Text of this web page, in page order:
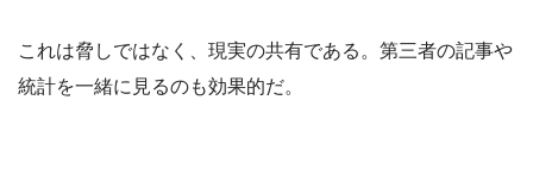
これは脅しではなく、現実の共有である。第三者の記事や
統計を一緒に見るのも効果的だ。